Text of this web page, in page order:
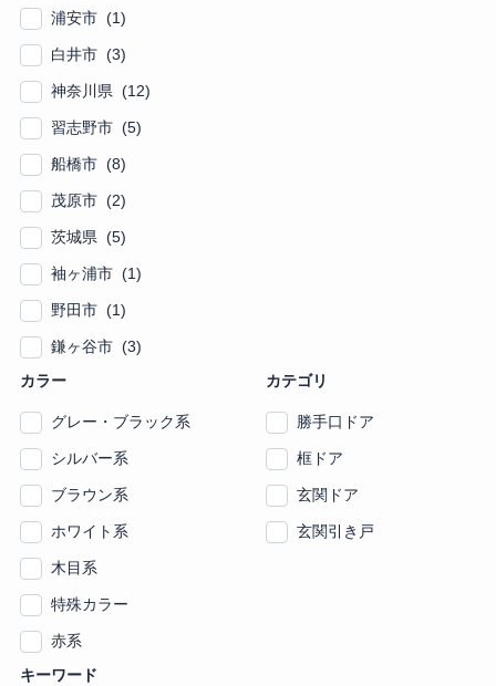
浦安市 (1)
白井市 (3)
神奈川県 (12)
習志野市 (5)
船橋市 (8)
茂原市 (2)
茨城県 (5)
袖ヶ浦市 (1)
野田市 (1)
鎌ヶ谷市 (3)
カラー
グレー・ブラック系
シルバー系
ブラウン系
ホワイト系
木目系
特殊カラー
赤系
カテゴリ
勝手口ドア
框ドア
玄関ドア
玄関引き戸
キーワード